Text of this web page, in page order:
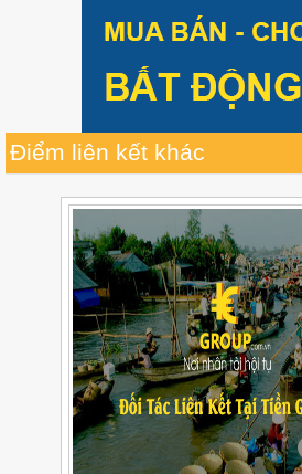
Điểm liên kết khác